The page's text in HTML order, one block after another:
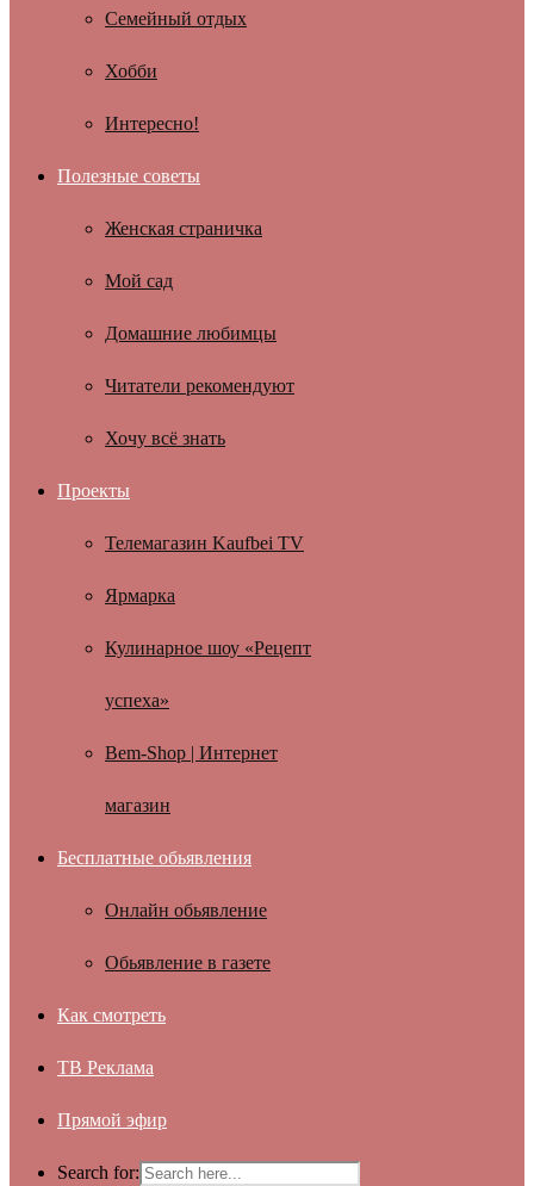
Семейный отдых
Хобби
Интересно!
Полезные советы
Женская страничка
Мой сад
Домашние любимцы
Читатели рекомендуют
Хочу всё знать
Проекты
Телемагазин Kaufbei TV
Ярмарка
Кулинарное шоу «Рецепт
успеха»
Bem-Shop | Интернет
магазин
Бесплатные обьявления
Онлайн обьявление
Обьявление в газете
Как смотреть
ТВ Реклама
Прямой эфир
Search for: